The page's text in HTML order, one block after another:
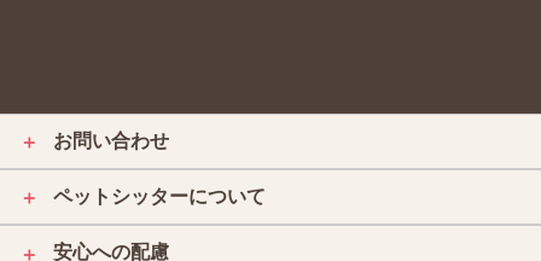
＋ お問い合わせ
＋ ペットシッターについて
＋ 安心への配慮